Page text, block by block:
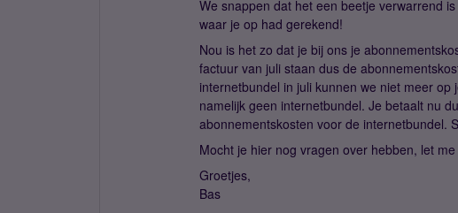
We snappen dat het een beetje verwarrend
waar je op had gerekend!
Nou is het zo dat je bij ons je
factuur van juli staan dus de
internetbundel in juli kunnen we niet meer
namelijk geen internetbundel. Je betaalt nu
abonnementskosten voor de internetbundel.
Mocht je hier nog vragen over hebben, let
Groetjes,
Bas